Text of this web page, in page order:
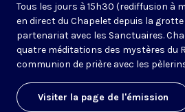
Tous les jours à 15h30 (rediffusion à
en direct du Chapelet depuis la grotte
partenariat avec les Sanctuaires.
quatre méditations des mystères du
communion de prière avec les
Visiter la page de l'émission